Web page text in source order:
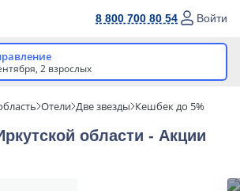
8 800 700 80 54 Войти
2 взрослых
Отели Две звезды Кешбек до 5%
области - Акции